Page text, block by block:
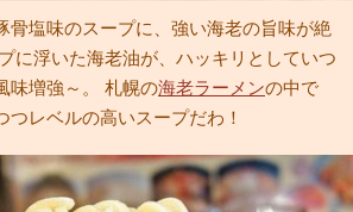
骨塩味のスープに、強い海老の旨味が絶
に浮いた海老油が、ハッキリとしていつ
味増強～。 札幌の海老ラーメンの中で
つレベルの高いスープだわ！